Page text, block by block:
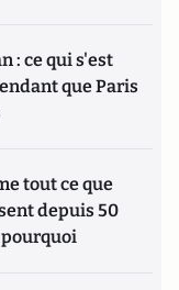
: ce qui s'est
que Paris
tout ce que
depuis 50
pourquoi